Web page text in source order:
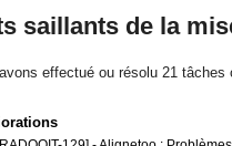
saillants de la
effectué ou résolu 21